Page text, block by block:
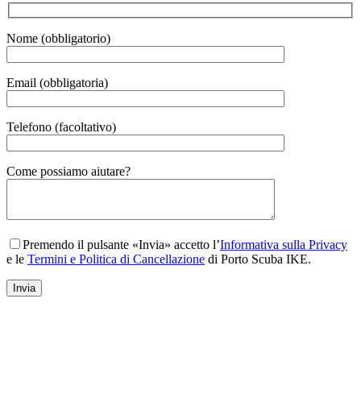
Nome (obbligatorio)
Email (obbligatoria)
Telefono (facoltativo)
Gender
Come possiamo aiutare?
Premendo il pulsante «Invia» accetto l’Informativa sulla Privacy
e le Termini e Politica di Cancellazione di Porto Scuba IKE.